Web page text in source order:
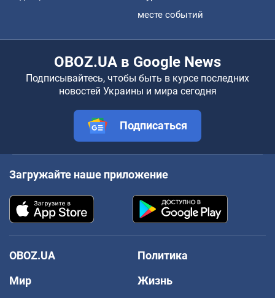
месте событий
OBOZ.UA в Google News
Подписывайтесь, чтобы быть в курсе последних
новостей Украины и мира сегодня
Подписаться
Загружайте наше приложение
OBOZ.UA
Политика
Мир
Жизнь